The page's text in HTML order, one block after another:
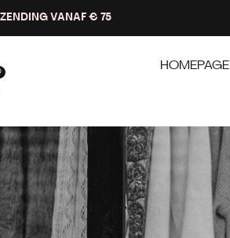
VANAF € 75
HOMEPAGE